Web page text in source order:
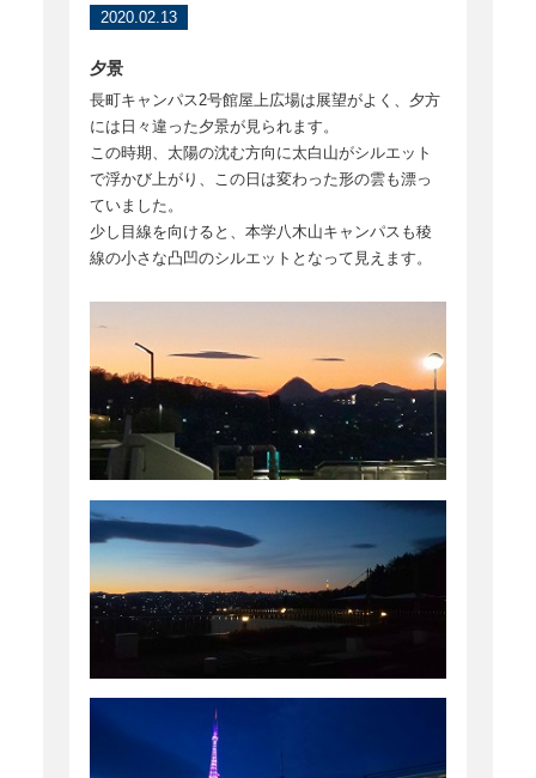
2020.02.13
夕景
長町キャンパス2号館屋上広場は展望がよく、夕方
には日々違った夕景が見られます。
この時期、太陽の沈む方向に太白山がシルエット
で浮かび上がり、この日は変わった形の雲も漂っ
ていました。
少し目線を向けると、本学八木山キャンパスも稜
線の小さな凸凹のシルエットとなって見えます。